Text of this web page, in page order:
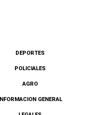
DEPORTES
POLICIALES
AGRO
INFORMACION GENERAL